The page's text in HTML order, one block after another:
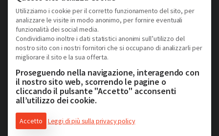
2026 © Copyright - Turismo Alpmed S.r.l.
Cap. Soc. € 40.000 I.V. - P.IVA IT10807510010 - R.E.A TO 1163413
Via Giuseppe Pomba, 23, 10123, Torino, (Italy)
Tel. (+39) 331 9879633
Consulenza web & soluzioni e-commerce di Schiavone&Guga
Utilizziamo i cookie per il corretto funzionamento del sito, per
analizzare le visite in modo anonimo, per fornire eventuali
funzionalità dei social media.
Condividiamo inoltre i dati statistici anonimi sull’utilizzo del
nostro sito con i nostri fornitori che si occupano di analizzarli per
migliorare il sito e la sua offerta.
Proseguendo nella navigazione, interagendo con
il nostro sito web, scorrendo le pagine o
cliccando il pulsante "Accetto" acconsenti
all’utilizzo dei cookie.
Accetto Leggi di più sulla privacy policy